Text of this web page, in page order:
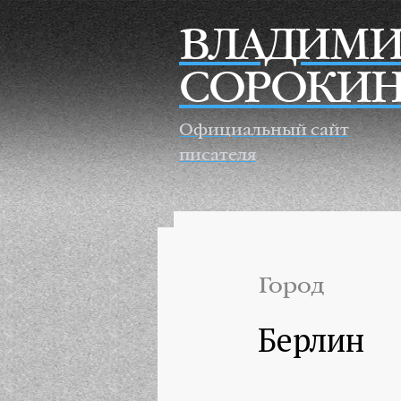
Перейти к основному содержанию
Официальный сайт
писателя
Город
Берлин